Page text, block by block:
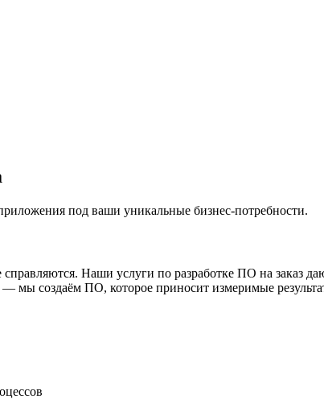
под ваши уникальные бизнес-потребности.
Наши услуги по разработке ПО на заказ
создаём ПО, которое приносит измеримые